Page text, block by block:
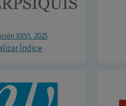
XXVI, 2025
Índice